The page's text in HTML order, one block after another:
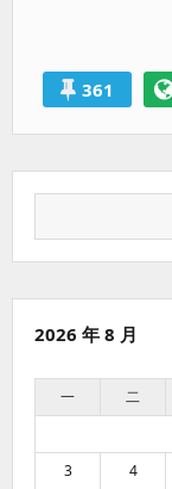
361
2026 年 8 月
一 二
3
4